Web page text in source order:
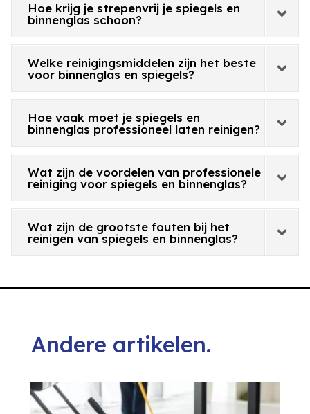
Hoe krijg je strepenvrij je spiegels en
binnenglas schoon?
Welke reinigingsmiddelen zijn het beste
voor binnenglas en spiegels?
Hoe vaak moet je spiegels en
binnenglas professioneel laten reinigen?
Wat zijn de voordelen van professionele
reiniging voor spiegels en binnenglas?
Wat zijn de grootste fouten bij het
reinigen van spiegels en binnenglas?
Andere artikelen.